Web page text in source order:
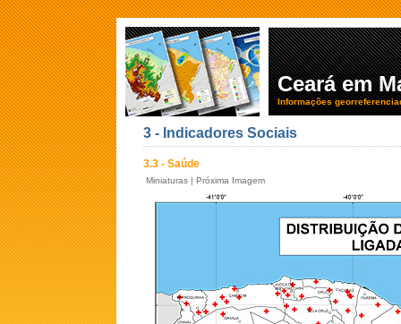
Ceará em
Informações
3 - Indicadores Sociais
3.3 - Saúde
Miniaturas | Próxima Imagem